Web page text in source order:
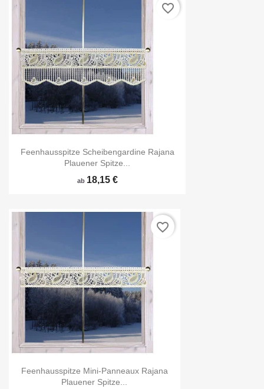
Feenhausspitze Scheibengardine Rajana
Plauener Spitze...
ab 18,15 €
favorite_border
Feenhausspitze Mini-Panneaux Rajana
Plauener Spitze...
favorite_border